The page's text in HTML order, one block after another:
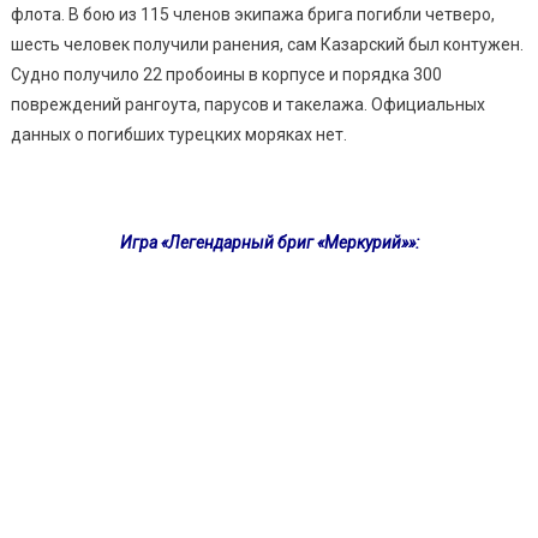
флота. В бою из 115 членов экипажа брига погибли четверо,
шесть человек получили ранения, сам Казарский был контужен.
Судно получило 22 пробоины в корпусе и порядка 300
повреждений рангоута, парусов и такелажа. Официальных
данных о погибших турецких моряках нет.
Игра «Легендарный бриг «Меркурий»»: